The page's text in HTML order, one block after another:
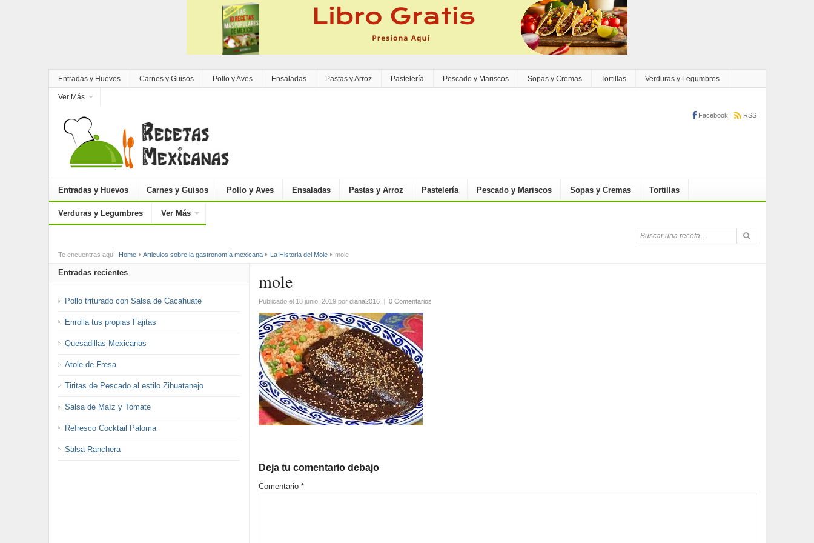
Entradas y Huevos Carnes y Guisos Pollo y Aves Ensaladas Pastas y Arroz Pastelería Pescado y Mariscos Sopas y Cremas Tortillas Verduras y Legumbres
Ver Más
Facebook RSS
Entradas y Huevos Carnes y Guisos Pollo y Aves Ensaladas Pastas y Arroz Pastelería Pescado y Mariscos Sopas y Cremas Tortillas
Verduras y Legumbres Ver Más
Te encuentras aquí: Home Articulos sobre la gastronomía mexicana La Historia del Mole mole
mole
Publicado el 18 junio, 2019por diana2016 | 0 Comentarios
Deja tu comentario debajo
Comentario *
Entradas recientes
Pollo triturado con Salsa de Cacahuate
Enrolla tus propias Fajitas
Quesadillas Mexicanas
Atole de Fresa
Tiritas de Pescado al estilo Zihuatanejo
Salsa de Maíz y Tomate
Refresco Cocktail Paloma
Salsa Ranchera